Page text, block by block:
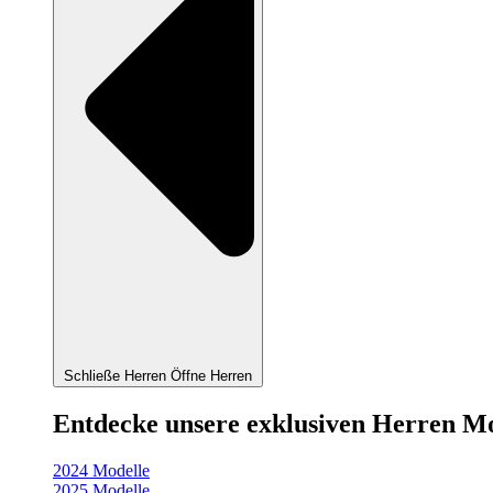
Schließe Herren Öffne Herren
Entdecke unsere exklusiven Herren
2024 Modelle